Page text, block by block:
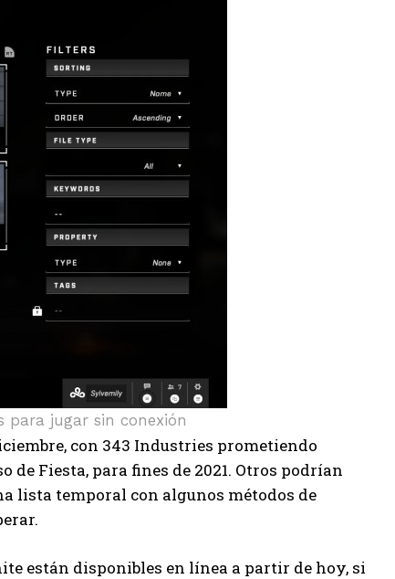
para jugar sin conexión
con 343 Industries prometiendo
Fiesta, para fines de 2021. Otros podrían
lista temporal con algunos métodos de
están disponibles en línea a partir de hoy, si